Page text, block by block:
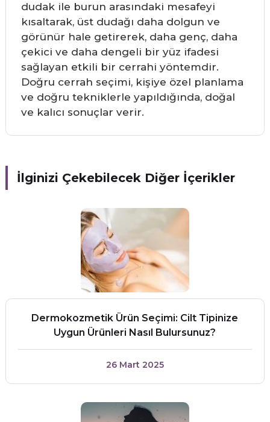
dudak ile burun arasındaki mesafeyi
kısaltarak, üst dudağı daha dolgun ve
görünür hale getirerek, daha genç, daha
çekici ve daha dengeli bir yüz ifadesi
sağlayan etkili bir cerrahi yöntemdir.
Doğru cerrah seçimi, kişiye özel planlama
ve doğru tekniklerle yapıldığında, doğal
ve kalıcı sonuçlar verir.
İlginizi Çekebilecek Diğer İçerikler
Dermokozmetik Ürün Seçimi: Cilt Tipinize
Uygun Ürünleri Nasıl Bulursunuz?
26 Mart 2025